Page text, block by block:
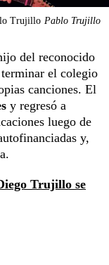
Trujillo Pablo Trujillo
del reconocido
el colegio
canciones. El
y regresó a
luego de
y,
Trujillo se